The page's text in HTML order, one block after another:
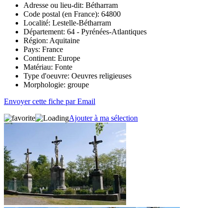
Adresse ou lieu-dit: Bétharram
Code postal (en France): 64800
Localité: Lestelle-Bétharram
Département: 64 - Pyrénées-Atlantiques
Région: Aquitaine
Pays: France
Continent: Europe
Matériau: Fonte
Type d'oeuvre: Oeuvres religieuses
Morphologie: groupe
Envoyer cette fiche par Email
Ajouter à ma sélection